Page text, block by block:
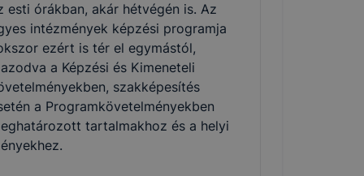
esti órákban, akár hétvégén is. Az
intézmények képzési programja
ezért is tér el egymástól,
a Képzési és Kimeneteli
szakképesítés
a Programkövetelményekben
tartalmakhoz és a helyi